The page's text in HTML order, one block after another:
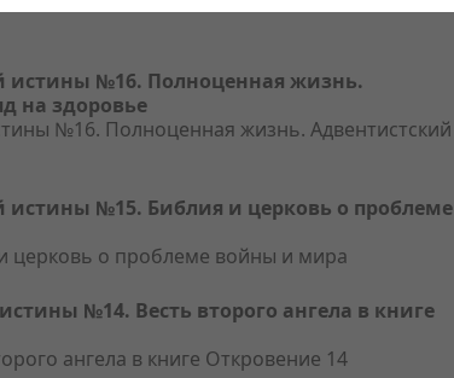
истины №16. Полноценная жизнь.
на здоровье
№16. Полноценная жизнь. Адвентистский
истины №15. Библия и церковь о проблеме
церковь о проблеме войны и мира
№14. Весть второго ангела в книге
ангела в книге Откровение 14